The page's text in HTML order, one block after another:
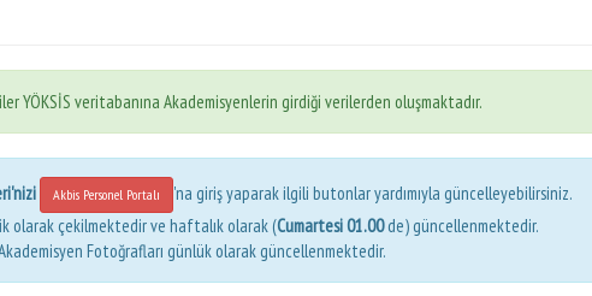
YÖKSİS veritabanına Akademisyenlerin girdiği verilerden oluşmaktadır.
Akbis Personel Portalı
'na giriş yaparak ilgili butonlar yardımıyla güncelleyebilirsiniz.
olarak çekilmektedir ve haftalık olarak (Cumartesi 01.00de) güncellenmektedir.
Fotoğrafları günlük olarak güncellenmektedir.